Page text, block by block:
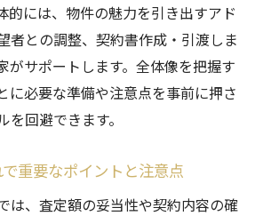
的には、物件の魅力を引き出すアド
者との調整、契約書作成・引渡しま
がサポートします。全体像を把握す
に必要な準備や注意点を事前に押さ
回避できます。
重要なポイントと注意点
は、査定額の妥当性や契約内容の確